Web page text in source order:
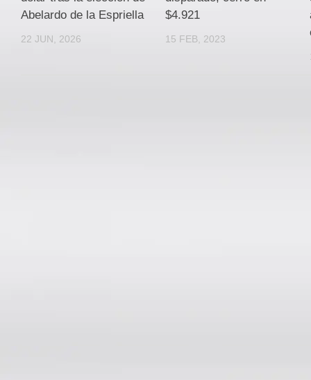
Abelardo de la Espriella
22 JUN, 2026
$4.921
15 FEB, 2023